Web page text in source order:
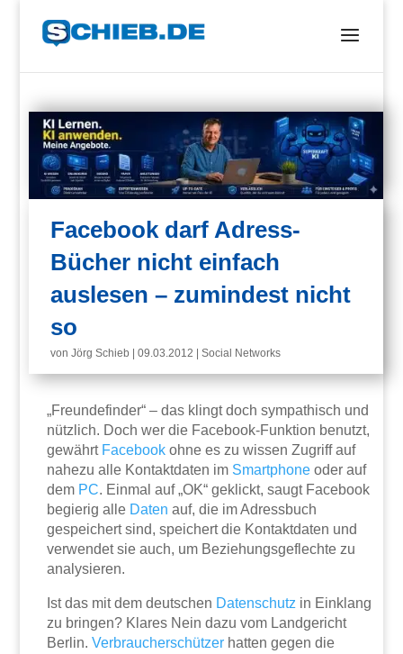
Facebook darf Adress-
Bücher nicht einfach
auslesen – zumindest nicht
so
vonJörg Schieb |09.03.2012 |Social Networks
„Freundefinder“ – das klingt doch sympathisch und
nützlich. Doch wer die Facebook-Funktion benutzt,
gewährt Facebook ohne es zu wissen Zugriff auf
nahezu alle Kontaktdaten im Smartphone oder auf
dem PC. Einmal auf „OK“ geklickt, saugt Facebook
begierig alle Daten auf, die im Adressbuch
gespeichert sind, speichert die Kontaktdaten und
verwendet sie auch, um Beziehungsgeflechte zu
analysieren.
Ist das mit dem deutschen Datenschutz in Einklang
zu bringen? Klares Nein dazu vom Landgericht
Berlin.Verbraucherschützer hatten gegen die